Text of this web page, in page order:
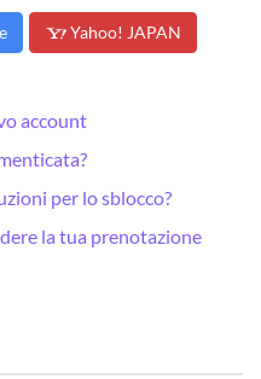
Yahoo! JAPAN
account
per lo sblocco?
la tua prenotazione